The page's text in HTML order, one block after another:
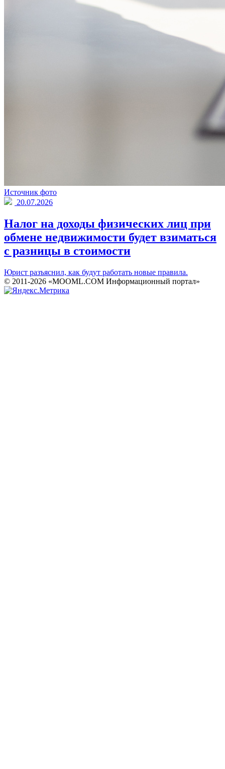
Источник фото
20.07.2026
Налог на доходы физических лиц при
обмене недвижимости будет взиматься
с разницы в стоимости
Юрист разъяснил, как будут работать новые правила.
© 2011-2026 «MOOML.COM Информационный портал»